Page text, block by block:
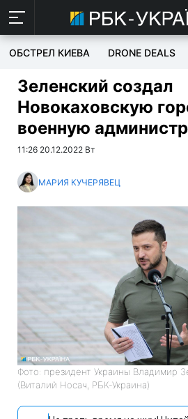
ОБСТРЕЛ КИЕВА DRONE DEALS
Зеленский создал
Новокаховскую
военную
11:26 20.12.2022 Вт
МАРИЯ КУЧЕРЯВЕЦ
Фото: президент Украины Владимир
(Виталий Носач, РБК-Украина)